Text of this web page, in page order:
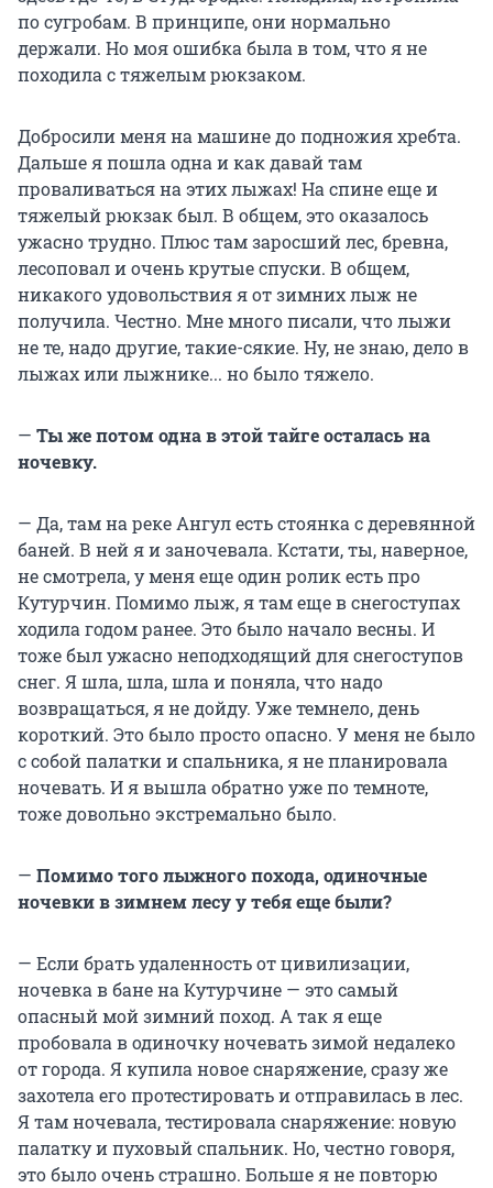
по сугробам. В принципе, они нормально
держали. Но моя ошибка была в том, что я не
походила с тяжелым рюкзаком.
Добросили меня на машине до подножия хребта.
Дальше я пошла одна и как давай там
проваливаться на этих лыжах! На спине еще и
тяжелый рюкзак был. В общем, это оказалось
ужасно трудно. Плюс там заросший лес, бревна,
лесоповал и очень крутые спуски. В общем,
никакого удовольствия я от зимних лыж не
получила. Честно. Мне много писали, что лыжи
не те, надо другие, такие-сякие. Ну, не знаю, дело в
лыжах или лыжнике... но было тяжело.
— Ты же потом одна в этой тайге осталась на
ночевку.
— Да, там на реке Ангул есть стоянка с деревянной
баней. В ней я и заночевала. Кстати, ты, наверное,
не смотрела, у меня еще один ролик есть про
Кутурчин. Помимо лыж, я там еще в снегоступах
ходила годом ранее. Это было начало весны. И
тоже был ужасно неподходящий для снегоступов
снег. Я шла, шла, шла и поняла, что надо
возвращаться, я не дойду. Уже темнело, день
короткий. Это было просто опасно. У меня не было
с собой палатки и спальника, я не планировала
ночевать. И я вышла обратно уже по темноте,
тоже довольно экстремально было.
— Помимо того лыжного похода, одиночные
ночевки в зимнем лесу у тебя еще были?
— Если брать удаленность от цивилизации,
ночевка в бане на Кутурчине — это самый
опасный мой зимний поход. А так я еще
пробовала в одиночку ночевать зимой недалеко
от города. Я купила новое снаряжение, сразу же
захотела его протестировать и отправилась в лес.
Я там ночевала, тестировала снаряжение: новую
палатку и пуховый спальник. Но, честно говоря,
это было очень страшно. Больше я не повторю